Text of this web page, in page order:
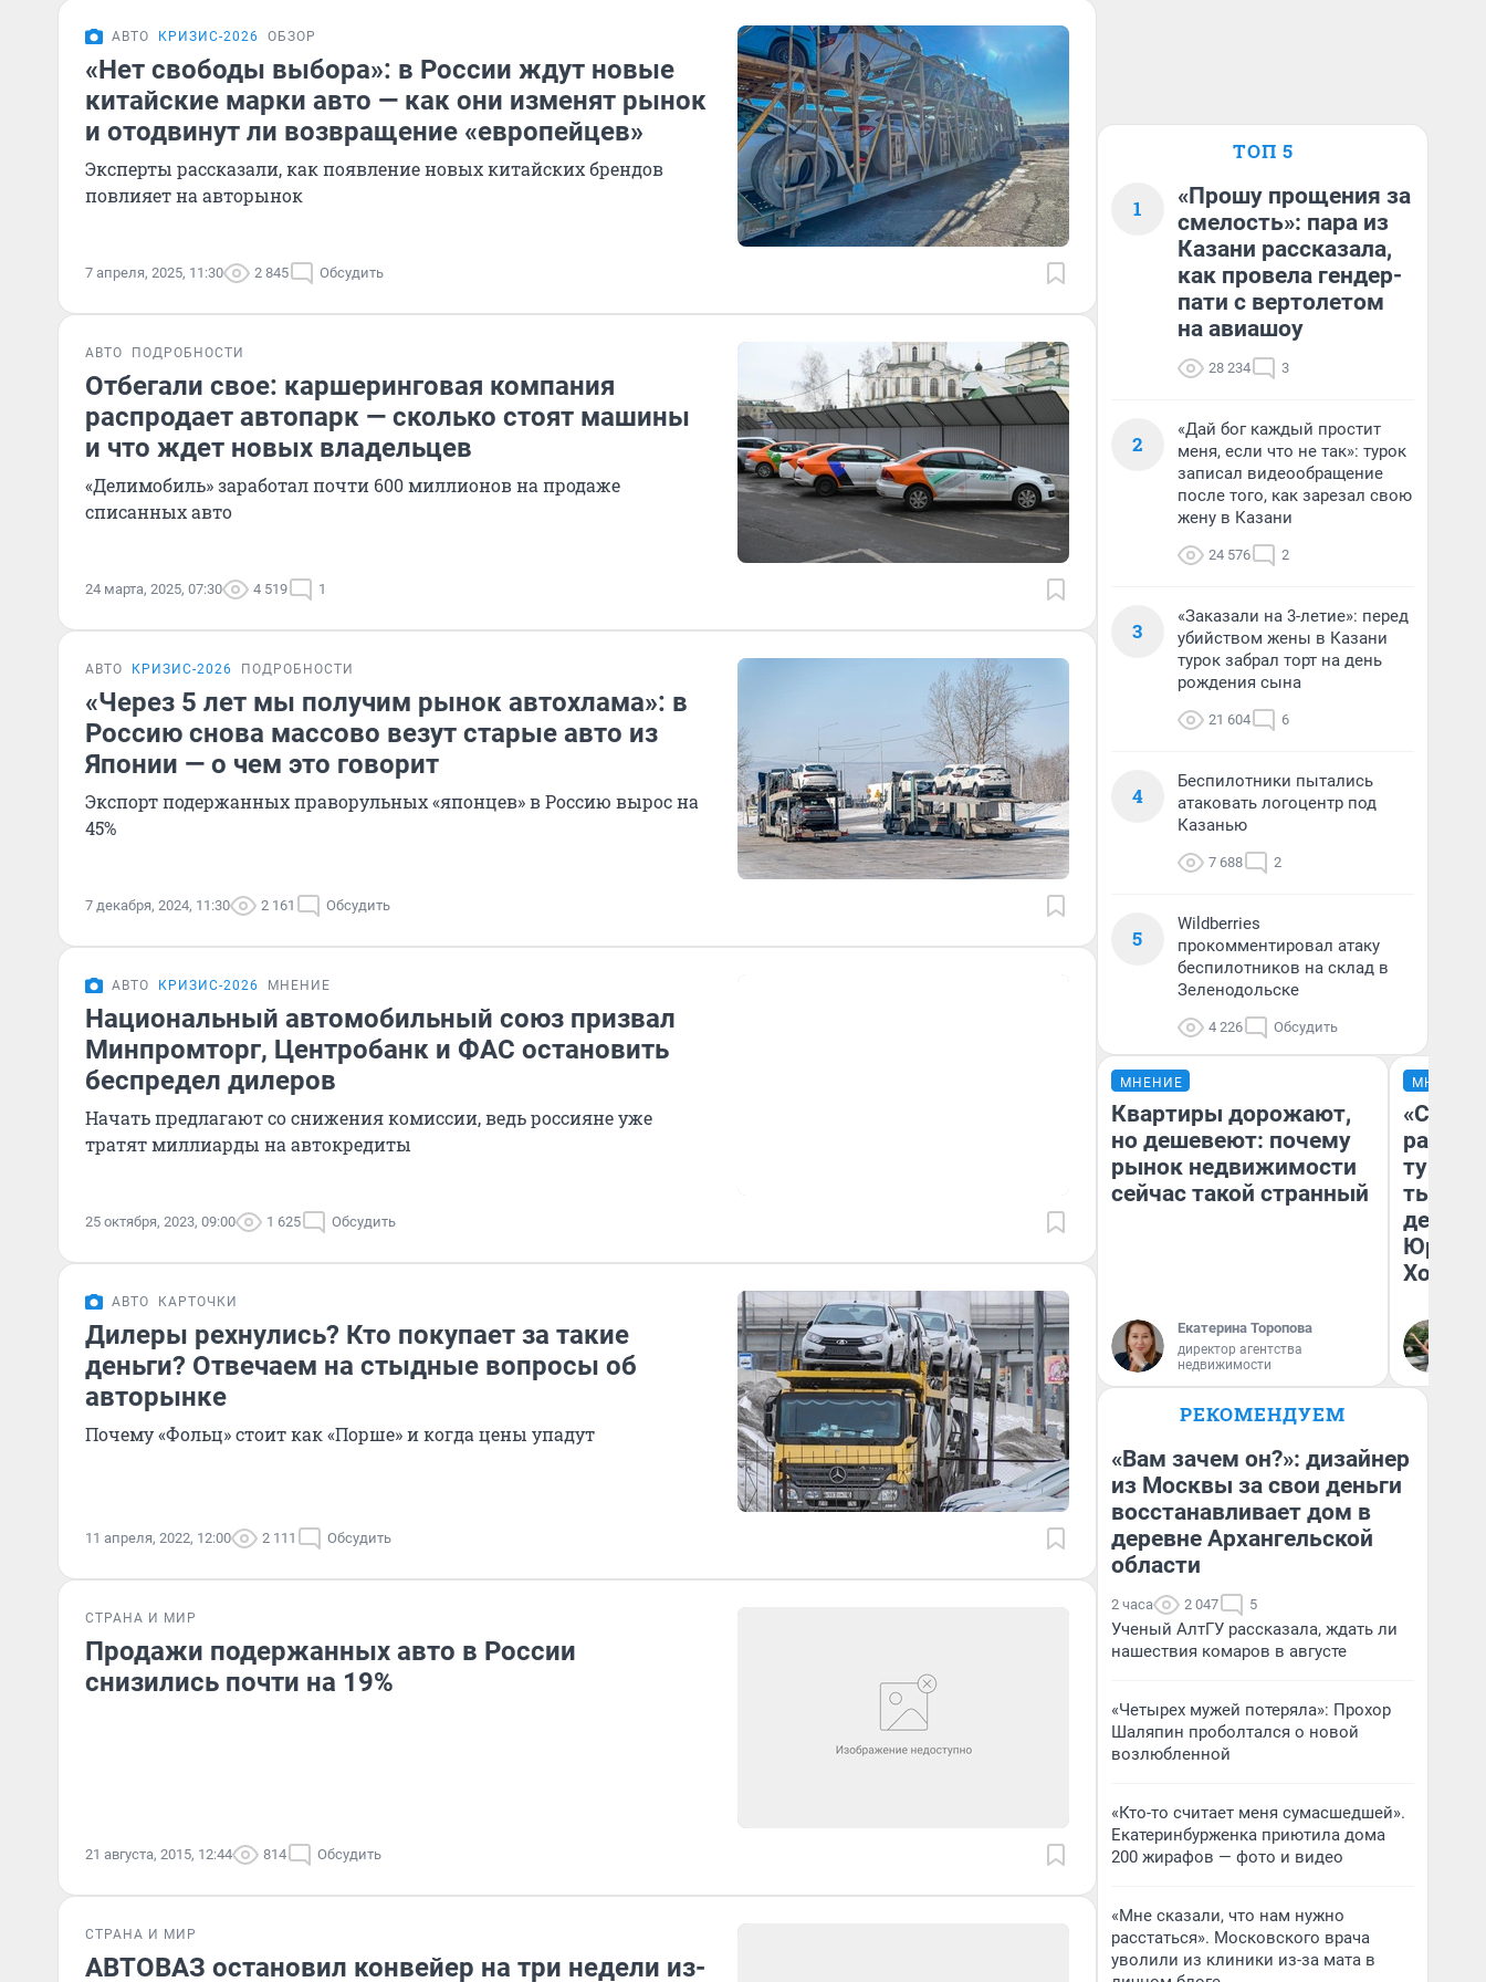
АВТО КРИЗИС-2026 ОБЗОР
«Нет свободы выбора»: в России ждут новые
китайские марки авто — как они изменят рынок
и отодвинут ли возвращение «европейцев»
Эксперты рассказали, как появление новых китайских брендов
повлияет на авторынок
7 апреля, 2025, 11:30 2 845 Обсудить
АВТО ПОДРОБНОСТИ
Отбегали свое: каршеринговая компания
распродает автопарк — сколько стоят машины
и что ждет новых владельцев
«Делимобиль» заработал почти 600 миллионов на продаже
списанных авто
24 марта, 2025, 07:30 4 519 1
АВТО КРИЗИС-2026 ПОДРОБНОСТИ
«Через 5 лет мы получим рынок автохлама»: в
Россию снова массово везут старые авто из
Японии — о чем это говорит
Экспорт подержанных праворульных «японцев» в Россию вырос на
45%
7 декабря, 2024, 11:30 2 161 Обсудить
АВТО КРИЗИС-2026 МНЕНИЕ
Национальный автомобильный союз призвал
Минпромторг, Центробанк и ФАС остановить
беспредел дилеров
Начать предлагают со снижения комиссии, ведь россияне уже
тратят миллиарды на автокредиты
25 октября, 2023, 09:00 1 625 Обсудить
АВТО КАРТОЧКИ
Дилеры рехнулись? Кто покупает за такие
деньги? Отвечаем на стыдные вопросы об
авторынке
Почему «Фольц» стоит как «Порше» и когда цены упадут
11 апреля, 2022, 12:00 2 111 Обсудить
СТРАНА И МИР
Продажи подержанных авто в России
снизились почти на 19%
21 августа, 2015, 12:44 814 Обсудить
СТРАНА И МИР
АВТОВАЗ остановил конвейер на три недели из-
ТОП 5
1
«Прошу прощения за
смелость»: пара из
Казани рассказала,
как провела гендер-
пати с вертолетом
на авиашоу
28 234 3
2
«Дай бог каждый простит
меня, если что не так»: турок
записал видеообращение
после того, как зарезал свою
жену в Казани
24 576 2
3
«Заказали на 3-летие»: перед
убийством жены в Казани
турок забрал торт на день
рождения сына
21 604 6
4
Беспилотники пытались
атаковать логоцентр под
Казанью
7 688 2
5
Wildberries
прокомментировал атаку
беспилотников на склад в
Зеленодольске
4 226 Обсудить
МНЕНИЕ
Квартиры дорожают,
но дешевеют: почему
рынок недвижимости
сейчас такой странный
Екатерина Торопова
директор агентства
недвижимости
МНЕНИЕ
тысяч,
день
РЕКОМЕНДУЕМ
«Вам зачем он?»: дизайнер
из Москвы за свои деньги
восстанавливает дом в
деревне Архангельской
области
2 часа 2 047 5
Ученый АлтГУ рассказала, ждать ли
нашествия комаров в августе
«Четырех мужей потеряла»: Прохор
Шаляпин проболтался о новой
возлюбленной
«Кто-то считает меня сумасшедшей».
Екатеринбурженка приютила дома
200 жирафов — фото и видео
«Мне сказали, что нам нужно
расстаться». Московского врача
уволили из клиники из-за мата в